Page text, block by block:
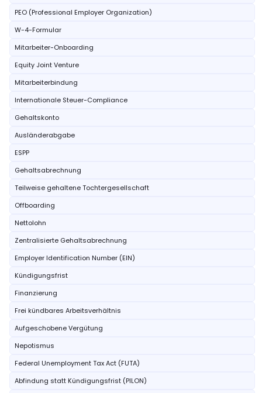
PEO (Professional Employer Organization)
W-4-Formular
Mitarbeiter-Onboarding
Equity Joint Venture
Mitarbeiterbindung
Internationale Steuer-Compliance
Gehaltskonto
Ausländerabgabe
ESPP
Gehaltsabrechnung
Teilweise gehaltene Tochtergesellschaft
Offboarding
Nettolohn
Zentralisierte Gehaltsabrechnung
Employer Identification Number (EIN)
Kündigungsfrist
Finanzierung
Frei kündbares Arbeitsverhältnis
Aufgeschobene Vergütung
Nepotismus
Federal Unemployment Tax Act (FUTA)
Abfindung statt Kündigungsfrist (PILON)